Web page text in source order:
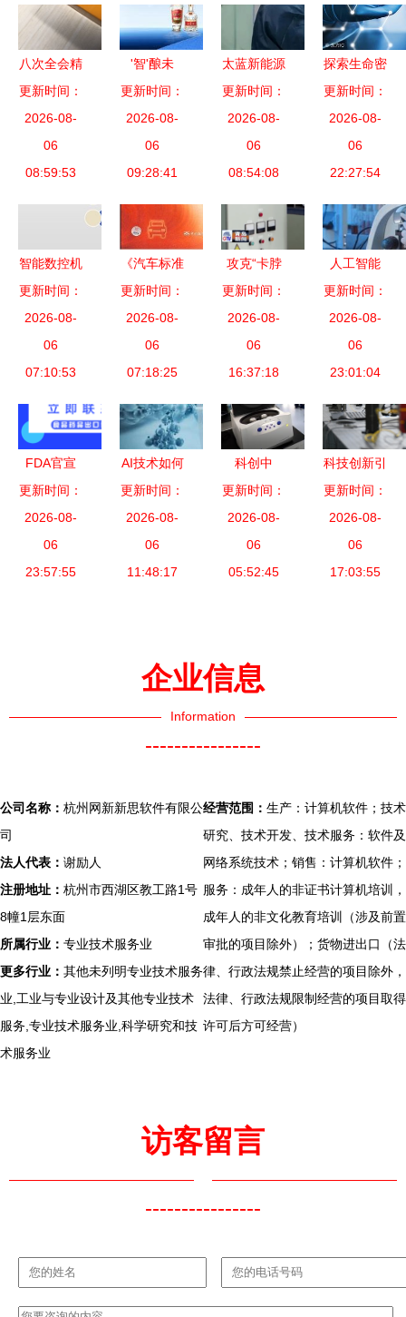
八次全会精
神在基层丨
唤醒沉睡科
技成果，绵
阳加快建设
创新中心
更新时间：
2026-08-
06
08:59:53
'智'酿未
来，'新'耀
世界 五粮
液埋头苦
干、踔厉奋
一流酒企
更新时间：
2026-08-
06
09:28:41
太蓝新能源
获数亿元融
资，固态锂
电池技术引
领资本新热
更新时间：
2026-08-
06
08:54:08
探索生命密
码 生物科
学技术与计
算机的现代
融合
更新时间：
2026-08-
06
22:27:54
智能数控机
床关键技术
研究
更新时间：
2026-08-
06
07:10:53
《汽车标准
汇编2008
技术研究与
应用综述》
更新时间：
2026-08-
06
07:18:25
攻克“卡脖
子”技术！
崂山区这家
单位助力青
岛加快建设
心城市
更新时间：
2026-08-
06
16:37:18
人工智能
+生物医药
宝山企业以
国际领先技
术培育高端
更新时间：
2026-08-
06
23:01:04
FDA官宣
OTC上市流
程重大改革
技术创新引
领监管新范
更新时间：
2026-08-
06
23:57:55
AI技术如何
革新新药研
发 驱动创
新与效率的
革命
更新时间：
2026-08-
06
11:48:17
科创中
心“核”动力
| 志道生物
专注蛋白质
研究，
更新时间：
2026-08-
06
05:52:45
科技创新引
领西部高质
量发展 技
术研究驱动
区域崛起
更新时间：
2026-08-
06
17:03:55
企业信息
Information
----------------
公司名称： 杭州网新新思软件有限公
司
法人代表： 谢励人
注册地址： 杭州市西湖区教工路1号
8幢1层东面
所属行业： 专业技术服务业
更多行业： 其他未列明专业技术服务
业,工业与专业设计及其他专业技术
服务,专业技术服务业,科学研究和技
术服务业
经营范围： 生产：计算机软件；技术
研究、技术开发、技术服务：软件及
网络系统技术；销售：计算机软件；
服务：成年人的非证书计算机培训，
成年人的非文化教育培训（涉及前置
审批的项目除外）；货物进出口（法
律、行政法规禁止经营的项目除外，
法律、行政法规限制经营的项目取得
许可后方可经营）
访客留言
----------------